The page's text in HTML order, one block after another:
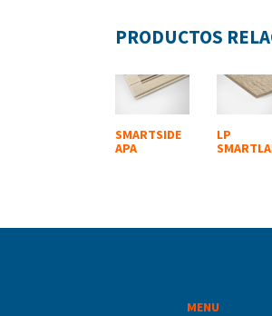
PRODUCTOS
SMARTSIDE
APA
LP
MENU